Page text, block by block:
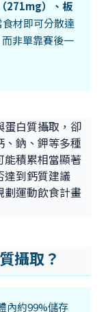
271mg）、板
材即可分散達
非單靠賽後一
蛋白質攝取，卻
鈉、鉀等多種
能積累相當顯著
達到鈣質建議
劃運動飲食計畫
攝取？
內約99%儲存